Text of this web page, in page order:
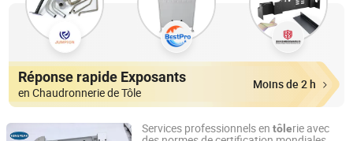
Réponse rapide Exposants
en Chaudronnerie de Tôle
Moins de 2 h
Services professionnels en tôlerie avec